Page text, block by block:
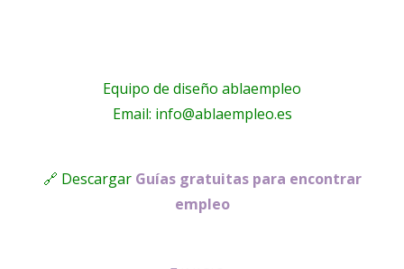
Equipo de diseño ablaempleo
Email: info@ablaempleo.es
🔗 Descargar Guías gratuitas para encontrar
empleo